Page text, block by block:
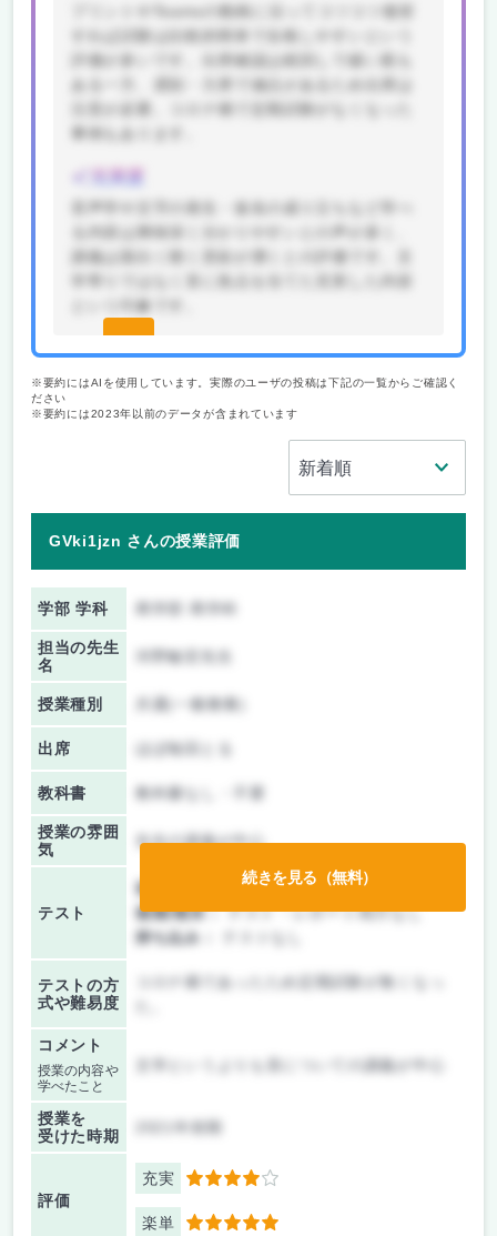
プリントやTeamsの動画に沿ってコツコツ復習
評価が多いです。出席確認は紙回しで緩い面も
ある一方、遅刻・欠席で減点があるため出席は
充実度
講義は面白く聴く意欲が湧くとの評価です。文
という印象です。
続きを
見る(無
※要約にはAIを使用しています。実際のユーザの投稿は下記の一覧からご確認く
ださい
※要約には2023年以前のデータが含まれています
GVki1jzn さんの授業評価
学部 学科
担当の先生
名
河野敏宏先生
授業種別 共通(一般教養)
出席 ほぼ毎回とる
教科書 教科書なし・不要
授業の雰囲
気
先生の講義が中心
テスト
前期/中間：
テスト・レポート両方なし
後期/期末：テスト・レポート両方なし
持ち込み：
テストの方
式や難易度
コロナ禍であったため定期試験が無くなっ
コメント
授業の内容や
学べたこと
文学というよりも音についての講義が中心
授業を
受けた時期
評価
充実 4
楽単 5
続きを見る（無料）